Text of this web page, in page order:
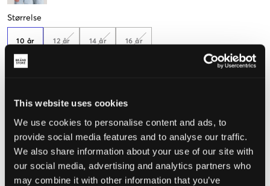
This website uses cookies
We use cookies to personalise content and ads, to
provide social media features and to analyse our traffic.
We also share information about your use of our site with
our social media, advertising and analytics partners who
may combine it with other information that you’ve
Størrelse
10 år 12 år 14 år 16 år
Opfattet størrelse
Lille Perfekt
STØRRELSESGUIDE
VÆLG EN STØRRELSE